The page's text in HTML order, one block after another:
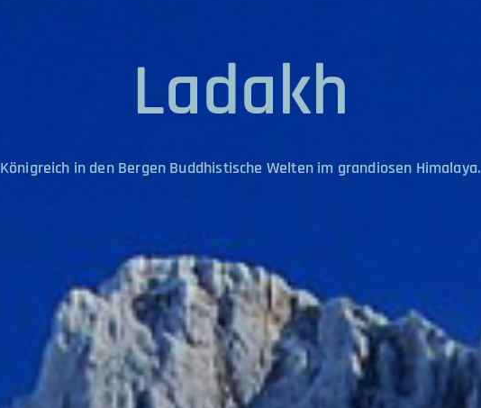
Ladakh
Königreich in den Bergen Buddhistische Welten im grandiosen Himalaya.